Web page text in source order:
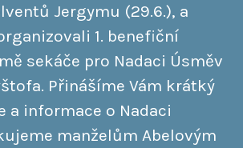
Jergymu (29.6.), a
1. benefiční
sekáče pro Nadaci Úsměv
Přinášíme Vám krátký
a informace o Nadaci
manželům Abelovým